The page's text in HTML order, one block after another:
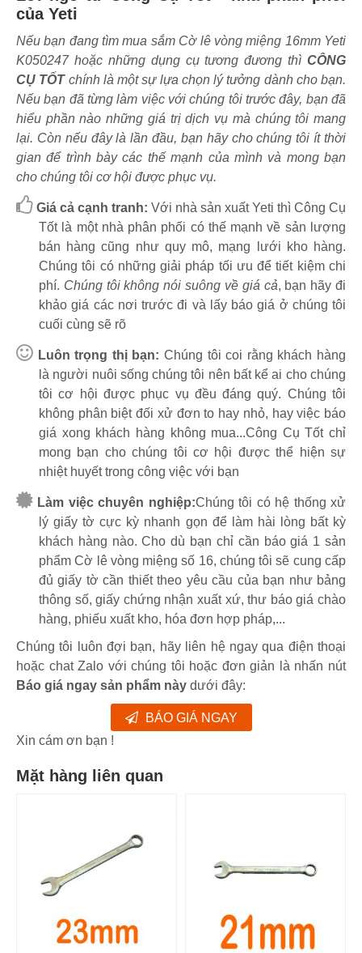
của Yeti
Nếu bạn đang tìm mua sắm Cờ lê vòng miệng 16mm Yeti
K050247 hoặc những dụng cụ tương đương thì CÔNG
CỤ TỐTchính là một sự lựa chọn lý tưởng dành cho bạn.
Nếu bạn đã từng làm việc với chúng tôi trước đây, bạn đã
hiểu phần nào những giá trị dịch vụ mà chúng tôi mang
lại. Còn nếu đây là lần đầu, bạn hãy cho chúng tôi ít thời
gian để trình bày các thế mạnh của mình và mong bạn
cho chúng tôi cơ hội được phục vụ.
Giá cả cạnh tranh: Với nhà sản xuất Yeti thì Công Cụ
Tốt là một nhà phân phối có thế mạnh về sản lượng
bán hàng cũng như quy mô, mạng lưới kho hàng.
Chúng tôi có những giải pháp tối ưu để tiết kiệm chi
phí. Chúng tôi không nói suông về giá cả, bạn hãy đi
khảo giá các nơi trước đi và lấy báo giá ở chúng tôi
cuối cùng sẽ rõ
Luôn trọng thị bạn: Chúng tôi coi rằng khách hàng
là người nuôi sống chúng tôi nên bất kể ai cho chúng
tôi cơ hội được phục vụ đều đáng quý. Chúng tôi
không phân biệt đối xử đơn to hay nhỏ, hay việc báo
giá xong khách hàng không mua...Công Cụ Tốt chỉ
mong bạn cho chúng tôi cơ hội được thể hiện sự
nhiệt huyết trong công việc với bạn
Làm việc chuyên nghiệp:Chúng tôi có hệ thống xử
lý giấy tờ cực kỳ nhanh gọn để làm hài lòng bất kỳ
khách hàng nào. Cho dù bạn chỉ cần báo giá 1 sản
phẩm Cờ lê vòng miệng số 16, chúng tôi sẽ cung cấp
đủ giấy tờ cần thiết theo yêu cầu của bạn như bảng
thông số, giấy chứng nhận xuất xứ, thư báo giá chào
hàng, phiếu xuất kho, hóa đơn hợp pháp,...
Chúng tôi luôn đợi bạn, hãy liên hệ ngay qua điện thoại
hoặc chat Zalo với chúng tôi hoặc đơn giản là nhấn nút
Báo giá ngay sản phẩm này dưới đây:
BÁO GIÁ NGAY
Xin cám ơn bạn !
Mặt hàng liên quan